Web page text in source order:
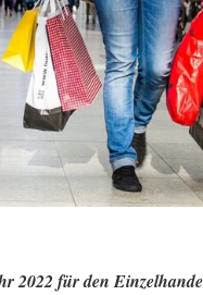
2022 für den